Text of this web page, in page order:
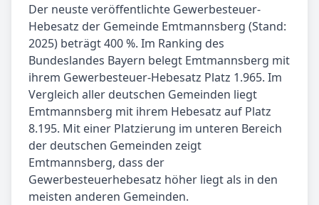
Der neuste veröffentlichte Gewerbesteuer-
Hebesatz der Gemeinde Emtmannsberg (Stand:
2025) beträgt 400 %. Im Ranking des
Bundeslandes Bayern belegt Emtmannsberg mit
ihrem Gewerbesteuer-Hebesatz Platz 1.965. Im
Vergleich aller deutschen Gemeinden liegt
Emtmannsberg mit ihrem Hebesatz auf Platz
8.195. Mit einer Platzierung im unteren Bereich
der deutschen Gemeinden zeigt
Emtmannsberg, dass der
Gewerbesteuerhebesatz höher liegt als in den
meisten anderen Gemeinden.